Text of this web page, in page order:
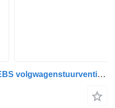
Modulateur EBS DAF Occ EBS volgwagenstuurventiel 1747137 pour camion